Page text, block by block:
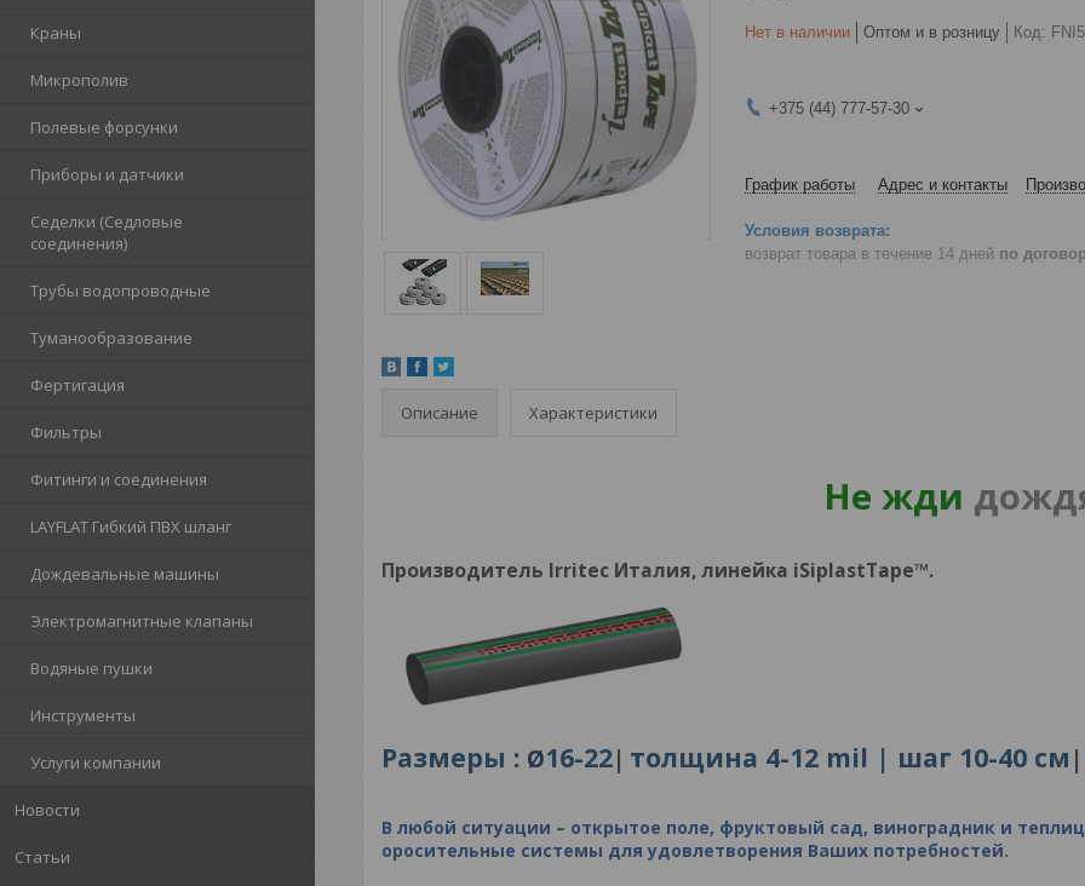
Краны
Микрополив
Полевые форсунки
Приборы и датчики
Седелки (Седловые
соединения)
Трубы водопроводные
Туманообразование
Фертигация
Фильтры
Фитинги и соединения
LAYFLAT Гибкий ПВХ шланг
Дождевальные машины
Электромагнитные клапаны
Водяные пушки
Инструменты
Услуги компании
Новости
Статьи
Нет в наличии Оптом и в розницу Код:
+375 (44) 777-57-30
График работы Адрес и контакты
возврат товара в течение 14 дней по
Описание Характеристики
Не жди
Производитель Irritec Италия, линейка iSiplastTape™.
Размеры : Ø16-22| толщина 4-12 mil | шаг 10-40 см |
В любой ситуации – открытое поле, фруктовый сад, виноградник и
оросительные системы для удовлетворения Ваших потребностей.